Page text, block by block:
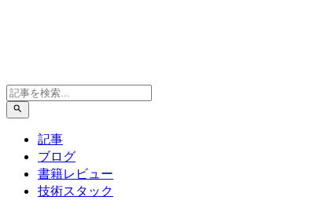
記事
ブログ
書籍レビュー
技術スタック